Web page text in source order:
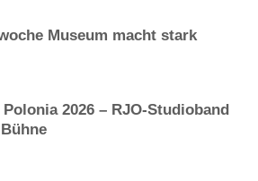
Museum macht stark
2026 – RJO-Studioband